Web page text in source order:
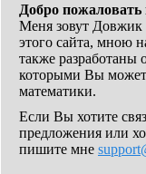
Добро
Меня зовут Довжик
этого сайта, мною
также разработаны
которыми Вы
математики.
Если Вы хотите
предложения или
пишите мне